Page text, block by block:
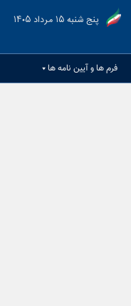
پنج شنبه ۱۵ مرداد ۱۴۰۵
فرم ها و آیین نامه ها